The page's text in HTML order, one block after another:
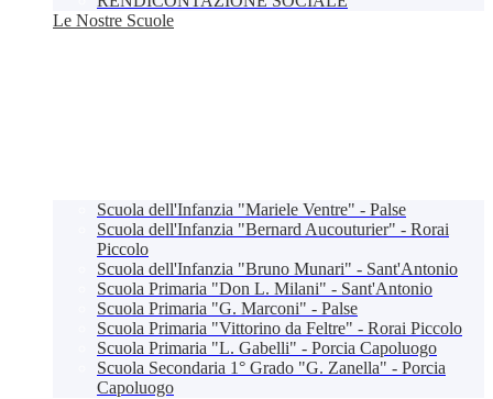
Le Nostre Scuole
Scuola dell'Infanzia "Mariele Ventre" - Palse
Scuola dell'Infanzia "Bernard Aucouturier" - Rorai
Piccolo
Scuola dell'Infanzia "Bruno Munari" - Sant'Antonio
Scuola Primaria "Don L. Milani" - Sant'Antonio
Scuola Primaria "G. Marconi" - Palse
Scuola Primaria "Vittorino da Feltre" - Rorai Piccolo
Scuola Primaria "L. Gabelli" - Porcia Capoluogo
Scuola Secondaria 1° Grado "G. Zanella" - Porcia
Capoluogo